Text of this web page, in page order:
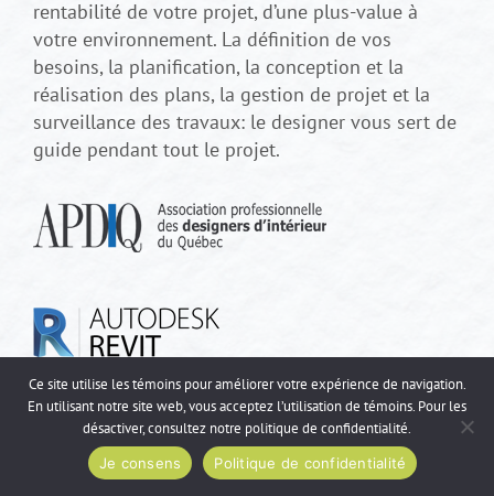
rentabilité de votre projet, d’une plus-value à
votre environnement. La définition de vos
besoins, la planification, la conception et la
réalisation des plans, la gestion de projet et la
surveillance des travaux: le designer vous sert de
guide pendant tout le projet.
En travaillant avec un designer
d’intérieur membre de l’APDIQ, vous
disposez de la garantie qu’il/elle
Ce site utilise les témoins pour améliorer votre expérience de navigation.
En utilisant notre site web, vous acceptez l’utilisation de témoins. Pour les
désactiver, consultez notre politique de confidentialité.
Je consens
Politique de confidentialité